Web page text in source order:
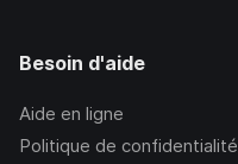
Besoin d'aide
Aide en ligne
Politique de confidentialité